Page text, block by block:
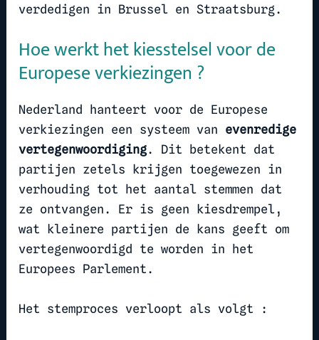
verdedigen in Brussel en Straatsburg.
Hoe werkt het kiesstelsel voor de
Europese verkiezingen ?
Nederland hanteert voor de Europese
verkiezingen een systeem van evenredige
vertegenwoordiging. Dit betekent dat
partijen zetels krijgen toegewezen in
verhouding tot het aantal stemmen dat
ze ontvangen. Er is geen kiesdrempel,
wat kleinere partijen de kans geeft om
vertegenwoordigd te worden in het
Europees Parlement.
Het stemproces verloopt als volgt :